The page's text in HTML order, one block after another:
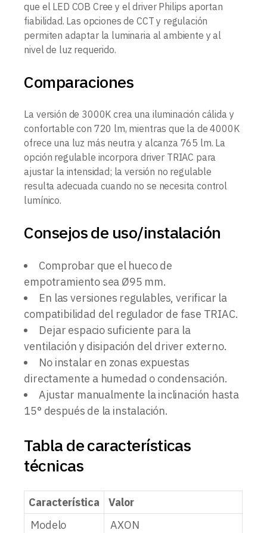
que el LED COB Cree y el driver Philips aportan
fiabilidad. Las opciones de CCT y regulación
permiten adaptar la luminaria al ambiente y al
nivel de luz requerido.
Comparaciones
La versión de 3000K crea una iluminación cálida y
confortable con 720 lm, mientras que la de 4000K
ofrece una luz más neutra y alcanza 765 lm. La
opción regulable incorpora driver TRIAC para
ajustar la intensidad; la versión no regulable
resulta adecuada cuando no se necesita control
lumínico.
Consejos de uso/instalación
Comprobar que el hueco de
empotramiento sea Ø95 mm.
En las versiones regulables, verificar la
compatibilidad del regulador de fase TRIAC.
Dejar espacio suficiente para la
ventilación y disipación del driver externo.
No instalar en zonas expuestas
directamente a humedad o condensación.
Ajustar manualmente la inclinación hasta
15° después de la instalación.
Tabla de características
técnicas
Característica
Valor
Modelo
AXON